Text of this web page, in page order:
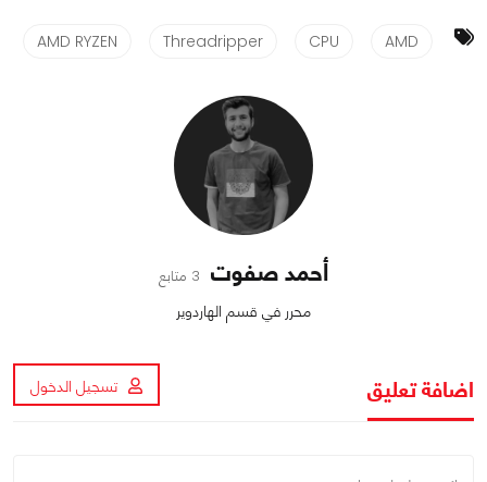
AMD
CPU
Threadripper
AMD RYZEN
أحمد صفوت 3 متابع
محرر في قسم الهاردوير
اضافة تعليق تسجيل الدخول